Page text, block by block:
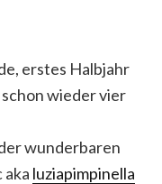
erstes Halbjahr
schon wieder vier
wunderbaren
aka luziapimpinella